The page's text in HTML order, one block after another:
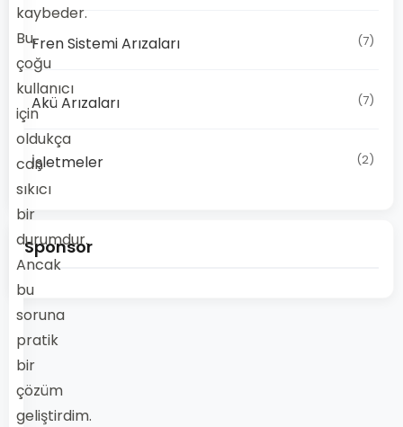
kaybeder.
Bu,
çoğu
kullanıcı
için
oldukça
can
sıkıcı
bir
durumdur.
Ancak
bu
soruna
pratik
bir
çözüm
geliştirdim.
Fren Sistemi Arızaları (7)
Akü Arızaları (7)
İşletmeler (2)
Sponsor